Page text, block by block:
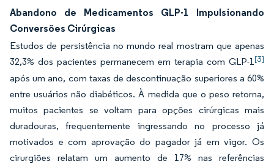
Abandono de Medicamentos GLP-1 Impulsionando
Conversões Cirúrgicas
Estudos de persistência no mundo real mostram que apenas
32,3% dos pacientes permanecem em terapia com GLP-1[3]
após um ano, com taxas de descontinuação superiores a 60%
entre usuários não diabéticos. À medida que o peso retorna,
muitos pacientes se voltam para opções cirúrgicas mais
duradouras, frequentemente ingressando no processo já
motivados e com aprovação do pagador já em vigor. Os
cirurgiões relatam um aumento de 17% nas referências